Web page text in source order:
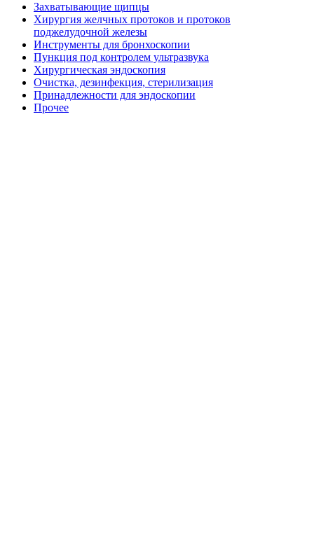
Захватывающие щипцы
Хирургия желчных протоков и протоков
поджелудочной железы
Инструменты для бронхоскопии
Пункция под контролем ультразвука
Хирургическая эндоскопия
Очистка, дезинфекция, стерилизация
Принадлежности для эндоскопии
Прочее